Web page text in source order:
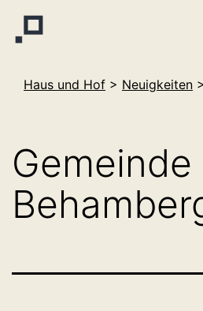
Zum
Inhalt
Haus und Hof > Neuigkeiten >
Gemeinde